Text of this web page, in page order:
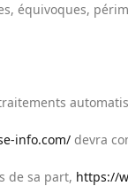
équivoques,
info.com/ devra
de sa part, https://